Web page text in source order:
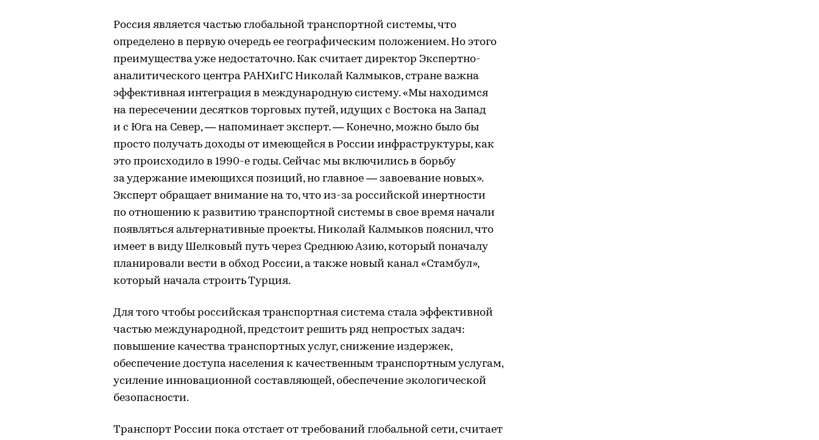
Россия является частью глобальной транспортной системы, что
определено в первую очередь ее географическим положением. Но этого
преимущества уже недостаточно. Как считает директор Экспертно-
аналитического центра РАНХиГС Николай Калмыков, стране важна
эффективная интеграция в международную систему. «Мы находимся
на пересечении десятков торговых путей, идущих с Востока на Запад
и с Юга на Север, — напоминает эксперт. — Конечно, можно было бы
просто получать доходы от имеющейся в России инфраструктуры, как
это происходило в 1990-е годы. Сейчас мы включились в борьбу
за удержание имеющихся позиций, но главное — завоевание новых».
Эксперт обращает внимание на то, что из-за российской инертности
по отношению к развитию транспортной системы в свое время начали
появляться альтернативные проекты. Николай Калмыков пояснил, что
имеет в виду Шелковый путь через Среднюю Азию, который поначалу
планировали вести в обход России, а также новый канал «Стамбул»,
который начала строить Турция.
Для того чтобы российская транспортная система стала эффективной
частью международной, предстоит решить ряд непростых задач:
повышение качества транспортных услуг, снижение издержек,
обеспечение доступа населения к качественным транспортным услугам,
усиление инновационной составляющей, обеспечение экологической
безопасности.
Транспорт России пока отстает от требований глобальной сети, считает